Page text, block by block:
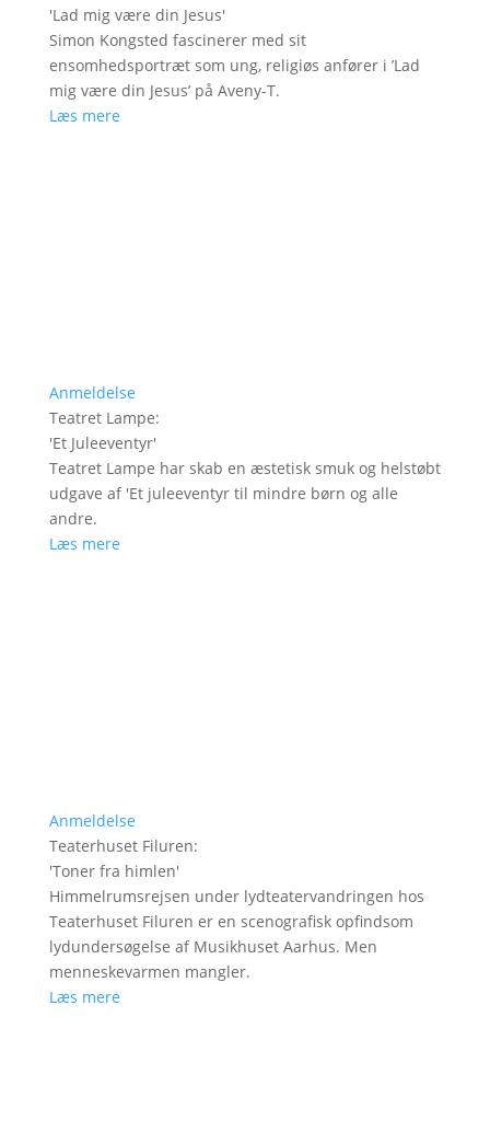
'Lad mig være din Jesus'
Simon Kongsted fascinerer med sit
ensomhedsportræt som ung, religiøs anfører i ’Lad
mig være din Jesus’ på Aveny-T.
Læs mere
Anmeldelse
Teatret Lampe:
'Et Juleeventyr'
Teatret Lampe har skab en æstetisk smuk og helstøbt
udgave af 'Et juleeventyr til mindre børn og alle
andre.
Læs mere
Anmeldelse
Teaterhuset Filuren:
'Toner fra himlen'
Himmelrumsrejsen under lydteatervandringen hos
Teaterhuset Filuren er en scenografisk opfindsom
lydundersøgelse af Musikhuset Aarhus. Men
menneskevarmen mangler.
Læs mere